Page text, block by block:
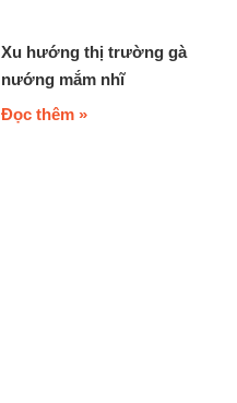
Xu hướng thị trường gà
nướng mắm nhĩ
Đọc thêm »